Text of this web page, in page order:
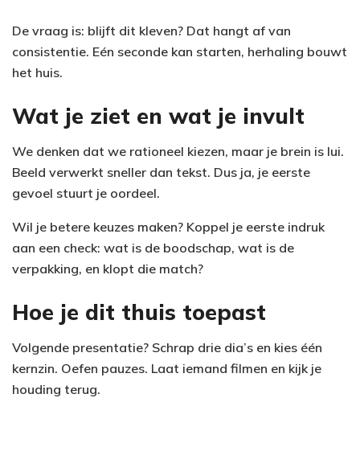
De vraag is: blijft dit kleven? Dat hangt af van
consistentie. Eén seconde kan starten, herhaling bouwt
het huis.
Wat je ziet en wat je invult
We denken dat we rationeel kiezen, maar je brein is lui.
Beeld verwerkt sneller dan tekst. Dus ja, je eerste
gevoel stuurt je oordeel.
Wil je betere keuzes maken? Koppel je eerste indruk
aan een check: wat is de boodschap, wat is de
verpakking, en klopt die match?
Hoe je dit thuis toepast
Volgende presentatie? Schrap drie dia’s en kies één
kernzin. Oefen pauzes. Laat iemand filmen en kijk je
houding terug.